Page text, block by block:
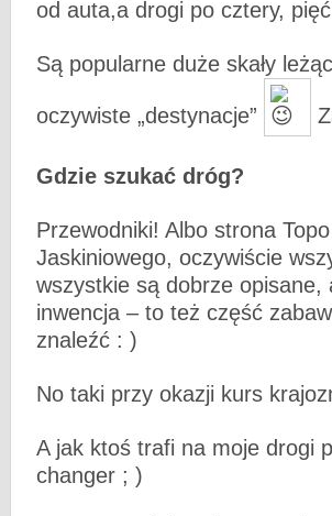
od auta,a drogi po cztery,
Są popularne duże skały
oczywiste „destynacje”
Gdzie szukać dróg?
Przewodniki! Albo strona
Jaskiniowego, oczywiście
wszystkie są dobrze
inwencja – to też część
znaleźć : )
No taki przy okazji kurs
A jak ktoś trafi na moje drogi
changer ; )